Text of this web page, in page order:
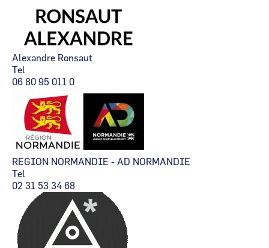
Alexandre Ronsaut
Tel
06 80 95 011 0
REGION NORMANDIE - AD NORMANDIE
Tel
02 31 53 34 68